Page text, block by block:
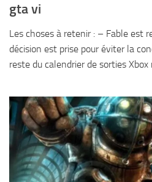
gta vi
Les choses à retenir : – Fable est
décision est prise pour éviter la
reste du calendrier de sorties